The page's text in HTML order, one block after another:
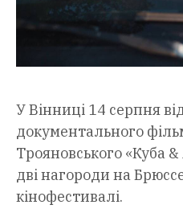
У Вінниці 14 серпня
документального
Трояновського «Куба
дві нагороди на
кінофестивалі.